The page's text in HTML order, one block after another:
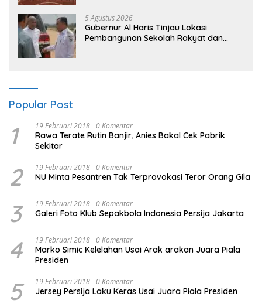
masa depan sudah ada di tangan”
5 Agustus 2026
Gubernur Al Haris Tinjau Lokasi
Pembangunan Sekolah Rakyat dan
Popular Post
1 19 Februari 2018 0 Komentar
Rawa Terate Rutin Banjir, Anies Bakal Cek Pabrik
Sekitar
2 19 Februari 2018 0 Komentar
NU Minta Pesantren Tak Terprovokasi Teror Orang Gila
3 19 Februari 2018 0 Komentar
Galeri Foto Klub Sepakbola Indonesia Persija Jakarta
4 19 Februari 2018 0 Komentar
Marko Simic Kelelahan Usai Arak arakan Juara Piala
Presiden
5 19 Februari 2018 0 Komentar
Jersey Persija Laku Keras Usai Juara Piala Presiden